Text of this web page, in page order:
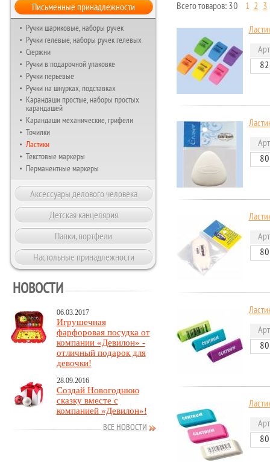
Письменные принадлежности
Ручки шариковые, наборы ручек
Ручки гелевые, наборы ручек гелевых
Стержни
Ручки в подарочной упаковке
Ручки перьевые
Ручки на шнурках, подставках
Карандаши простые, наборы простых
карандашей
Карандаши механические, грифели
Точилки
Ластики
Текстовые маркеры
Перманентные маркеры
Аксессуары делового человека
Детская канцелярия
Папки, портфели
Настольные принадлежности
НОВОСТИ
06.03.2017
Игрушечная
фарфоровая посудка от
компании «Девилон» -
отличный подарок для
девочки!
28.09.2016
Создай Новогоднюю
сказку вместе с
компанией «Девилон»!
ВСЕ НОВОСТИ
Всего товаров: 30 1 2 3